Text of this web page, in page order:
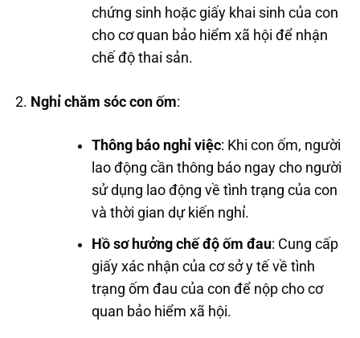
chứng sinh hoặc giấy khai sinh của con
cho cơ quan bảo hiểm xã hội để nhận
chế độ thai sản.
Nghỉ chăm sóc con ốm:
Thông báo nghỉ việc: Khi con ốm, người
lao động cần thông báo ngay cho người
sử dụng lao động về tình trạng của con
và thời gian dự kiến nghỉ.
Hồ sơ hưởng chế độ ốm đau: Cung cấp
giấy xác nhận của cơ sở y tế về tình
trạng ốm đau của con để nộp cho cơ
quan bảo hiểm xã hội.